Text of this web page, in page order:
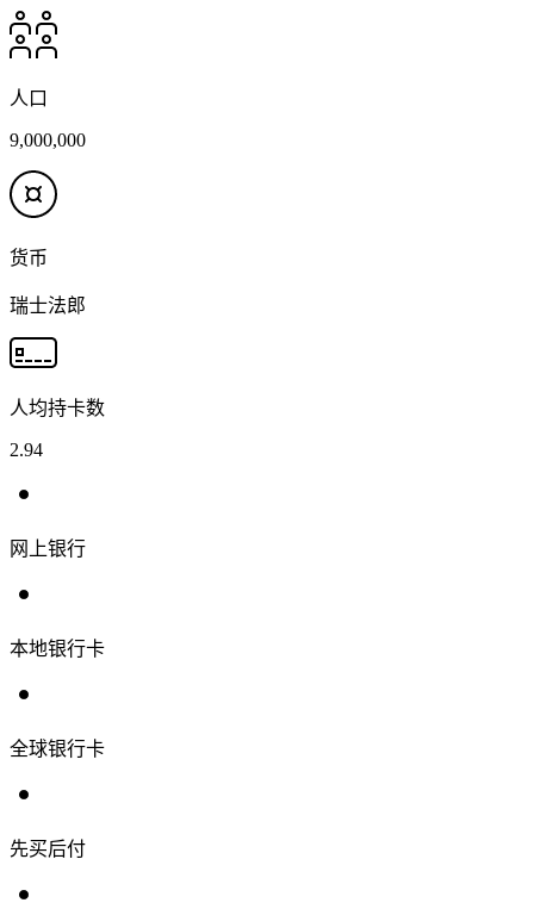
人口
9,000,000
货币
瑞士法郎
人均持卡数
2.94
网上银行
本地银行卡
全球银行卡
先买后付